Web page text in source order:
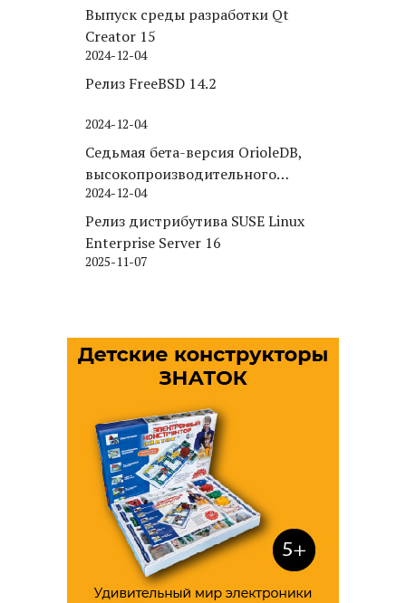
Выпуск среды разработки Qt
Creator 15
2024-12-04
Релиз FreeBSD 14.2
2024-12-04
Седьмая бета-версия OrioleDB,
высокопроизводительного
движка хранения для PostgreSQL
2024-12-04
Релиз дистрибутива SUSE Linux
Enterprise Server 16
2025-11-07